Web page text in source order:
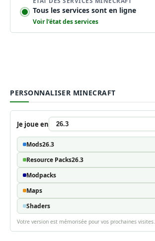
Tous les services sont en ligne
Voir l’état des services
PERSONNALISER MINECRAFT
Je joue en
Mods26.3
Resource Packs26.3
Modpacks
Maps
Shaders
Votre version est mémorisée pour vos prochaines visites.